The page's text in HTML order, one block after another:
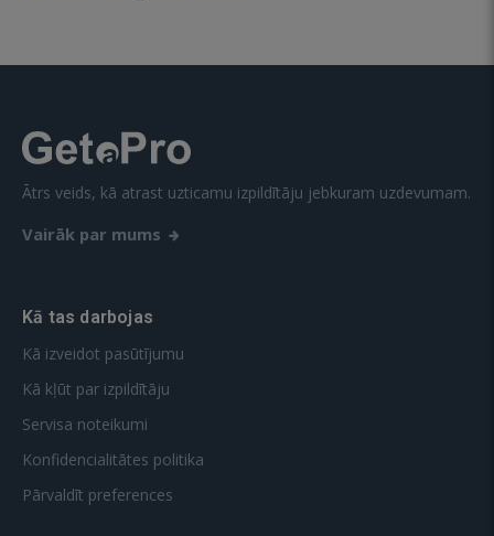
Ātrs veids, kā atrast uzticamu izpildītāju jebkuram uzdevumam.
Vairāk par mums
Kā tas darbojas
Kā izveidot pasūtījumu
Kā kļūt par izpildītāju
Servisa noteikumi
Konfidencialitātes politika
Pārvaldīt preferences